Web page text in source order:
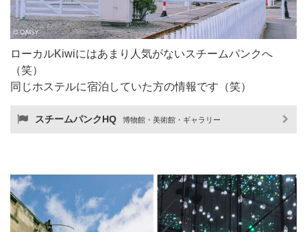
ローカルKiwiにはあまり人気がないスチームパンクへ
（笑）
同じホステルに宿泊していた方の情報です（笑）
スチームパンクHQ 博物館・美術館・ギャラリー